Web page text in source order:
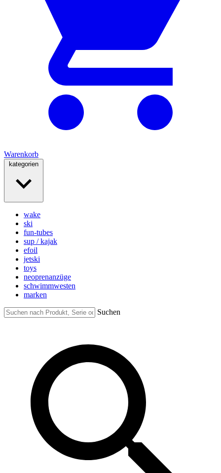
Warenkorb
kategorien
wake
ski
fun-tubes
sup / kajak
efoil
jetski
toys
neoprenanzüge
schwimmwesten
marken
Suchen